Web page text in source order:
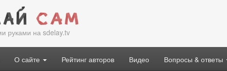
руками на sdelay.tv
О сайте Рейтинг авторов Видео Вопросы & ответы